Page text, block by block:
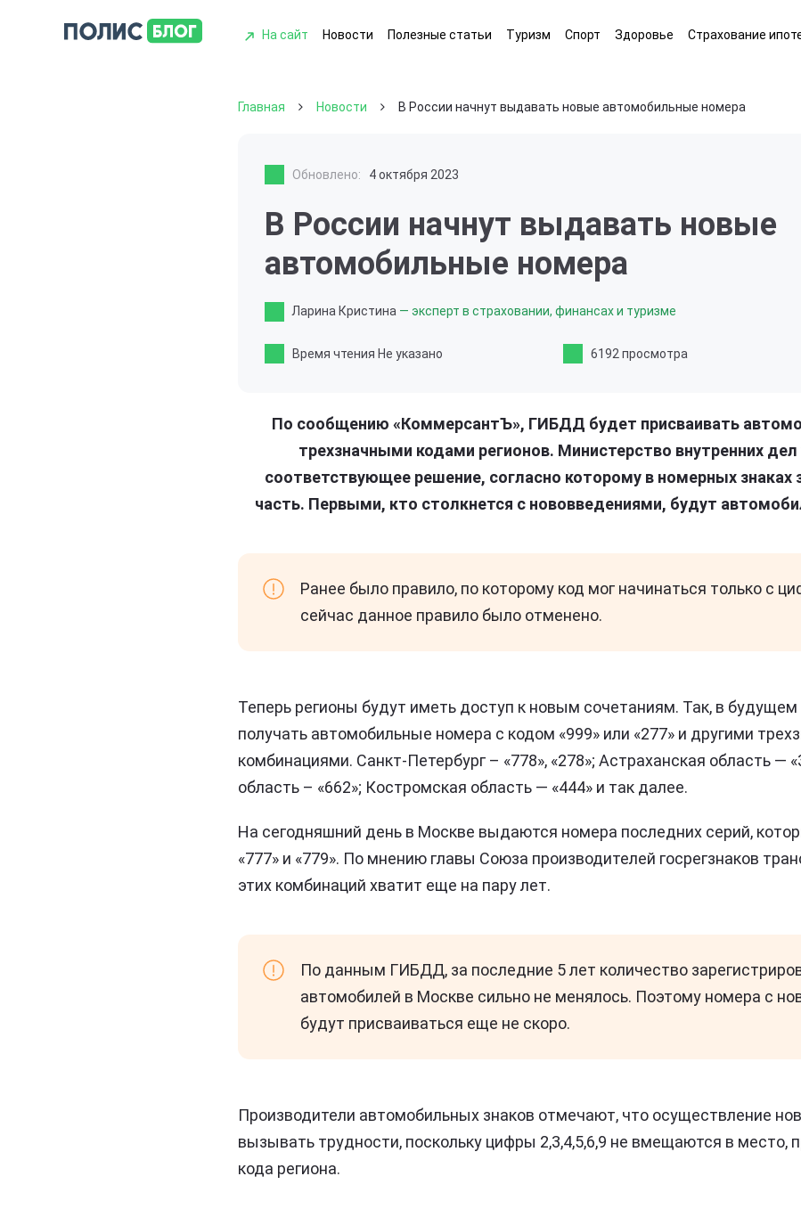
На сайт Новости Полезные статьи Туризм Спорт Здоровье Страхование
Главная Новости В России начнут выдавать новые автомобильные номера
Обновлено: 4 октября 2023
В России начнут выдавать новые
автомобильные номера
Ларина Кристина — эксперт в страховании, финансах и туризме
Время чтения Не указано 6192 просмотра
По сообщению «КоммерсантЪ», ГИБДД будет присваивать
трехзначными кодами регионов. Министерство внутренних
соответствующее решение, согласно которому в номерных знаках
часть. Первыми, кто столкнется с нововведениями, будут
Ранее было правило, по которому код мог начинаться только с
сейчас данное правило было отменено.
Теперь регионы будут иметь доступ к новым сочетаниям. Так, в
получать автомобильные номера с кодом «999» или «277» и другими
комбинациями. Санкт-Петербург – «778», «278»; Астраханская область —
область – «662»; Костромская область — «444» и так далее.
На сегодняшний день в Москве выдаются номера последних серий,
«777» и «779». По мнению главы Союза производителей госрегзнаков
этих комбинаций хватит еще на пару лет.
По данным ГИБДД, за последние 5 лет количество
автомобилей в Москве сильно не менялось. Поэтому номера с
будут присваиваться еще не скоро.
Производители автомобильных знаков отмечают, что осуществление
вызывать трудности, поскольку цифры 2,3,4,5,6,9 не вмещаются в место,
кода региона.